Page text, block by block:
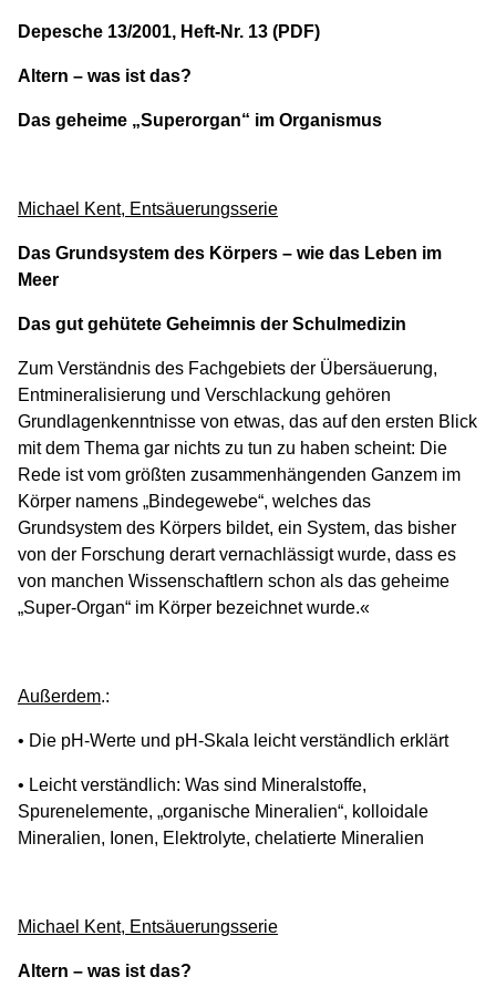
Depesche 13/2001, Heft-Nr. 13 (PDF)
Altern – was ist das?
Das geheime „Superorgan“ im Organismus
Michael Kent, Entsäuerungsserie
Das Grundsystem des Körpers – wie das Leben im
Meer
Das gut gehütete Geheimnis der Schulmedizin
Zum Verständnis des Fachgebiets der Übersäuerung,
Entmineralisierung und Verschlackung gehören
Grundlagenkenntnisse von etwas, das auf den ersten Blick
mit dem Thema gar nichts zu tun zu haben scheint: Die
Rede ist vom größten zusammenhängenden Ganzem im
Körper namens „Bindegewebe“, welches das
Grundsystem des Körpers bildet, ein System, das bisher
von der Forschung derart vernachlässigt wurde, dass es
von manchen Wissenschaftlern schon als das geheime
„Super-Organ“ im Körper bezeichnet wurde.«
Außerdem.:
• Die pH-Werte und pH-Skala leicht verständlich erklärt
• Leicht verständlich: Was sind Mineralstoffe,
Spurenelemente, „organische Mineralien“, kolloidale
Mineralien, Ionen, Elektrolyte, chelatierte Mineralien
Michael Kent, Entsäuerungsserie
Altern – was ist das?